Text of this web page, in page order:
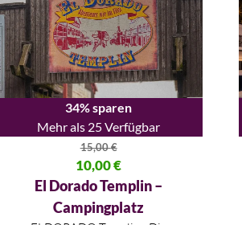
34% sparen
Mehr als 25 Verfügbar
15,00€
Ursprünglicher Preis war: 15,00 €
10,00€
Aktueller Preis ist: 10,00 €.
El Dorado Templin –
Campingplatz